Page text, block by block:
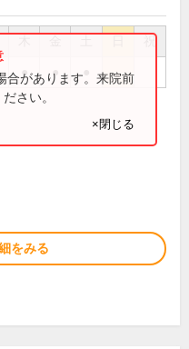
祝
● ●
合があります。来院前
さい。
×閉じる
をみる